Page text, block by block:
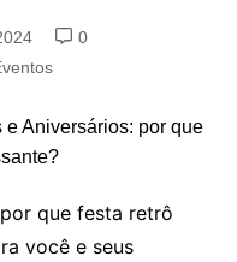
0
que festa retrô
você e seus